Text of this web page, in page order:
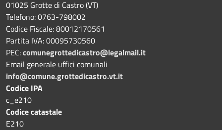
01025 Grotte di Castro (VT)
Telefono: 0763-798002
Codice Fiscale: 80012170561
Partita IVA: 00095730560
PEC:comunegrottedicastro@legalmail.it
Email generale uffici comunali
info@comune.grottedicastro.vt.it
Codice IPA
c_e210
Codice catastale
E210